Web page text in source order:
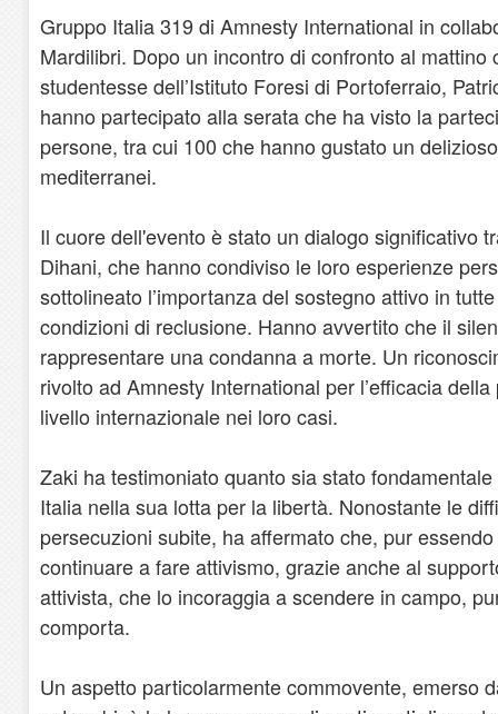
Gruppo Italia 319 di Amnesty International in
Mardilibri. Dopo un incontro di confronto al mattino
studentesse dell’Istituto Foresi di Portoferraio,
hanno partecipato alla serata che ha visto la
persone, tra cui 100 che hanno gustato un
mediterranei.
Il cuore dell'evento è stato un dialogo significativo
Dihani, che hanno condiviso le loro esperienze
sottolineato l’importanza del sostegno attivo in
condizioni di reclusione. Hanno avvertito che il
rappresentare una condanna a morte. Un
rivolto ad Amnesty International per l’efficacia
livello internazionale nei loro casi.
Zaki ha testimoniato quanto sia stato
Italia nella sua lotta per la libertà. Nonostante le
persecuzioni subite, ha affermato che, pur
continuare a fare attivismo, grazie anche al
attivista, che lo incoraggia a scendere in campo,
comporta.
Un aspetto particolarmente commovente, emerso